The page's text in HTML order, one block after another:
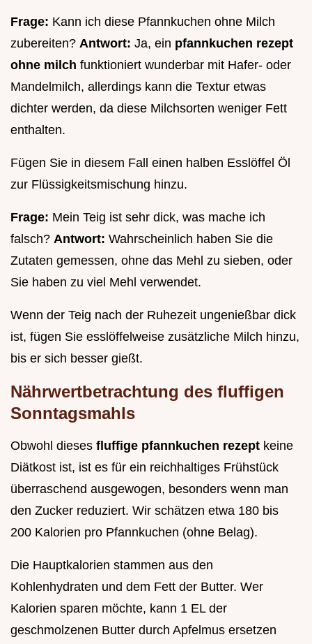
Frage: Kann ich diese Pfannkuchen ohne Milch
zubereiten? Antwort: Ja, ein pfannkuchen rezept
ohne milch funktioniert wunderbar mit Hafer- oder
Mandelmilch, allerdings kann die Textur etwas
dichter werden, da diese Milchsorten weniger Fett
enthalten.
Fügen Sie in diesem Fall einen halben Esslöffel Öl
zur Flüssigkeitsmischung hinzu.
Frage: Mein Teig ist sehr dick, was mache ich
falsch? Antwort: Wahrscheinlich haben Sie die
Zutaten gemessen, ohne das Mehl zu sieben, oder
Sie haben zu viel Mehl verwendet.
Wenn der Teig nach der Ruhezeit ungenießbar dick
ist, fügen Sie esslöffelweise zusätzliche Milch hinzu,
bis er sich besser gießt.
Nährwertbetrachtung des fluffigen
Sonntagsmahls
Obwohl dieses fluffige pfannkuchen rezept keine
Diätkost ist, ist es für ein reichhaltiges Frühstück
überraschend ausgewogen, besonders wenn man
den Zucker reduziert. Wir schätzen etwa 180 bis
200 Kalorien pro Pfannkuchen (ohne Belag).
Die Hauptkalorien stammen aus den
Kohlenhydraten und dem Fett der Butter. Wer
Kalorien sparen möchte, kann 1 EL der
geschmolzenen Butter durch Apfelmus ersetzen